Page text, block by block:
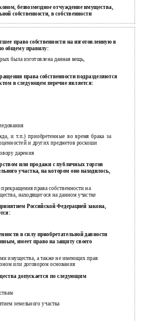
безвозмездное отчуждение имущества,
собственности, в собственности
право собственности на изготовленную в
общему правилу:
была изготовлена данная вещь,
права собственности подразделяются
в следующем перечне является:
и т.п.) приобретенные во время брака за
и других предметов роскоши
дарения
или продажи с публичных торгов
участка, на котором оно находилось,
прекращения права собственности на
находящегося на данном участке
Российской Федерацией закона,
в силу приобретательной давности
имеет право на защиту своего
имущества, а также не имеющих прав
или договором основания
допускается по следующим
земельного участка